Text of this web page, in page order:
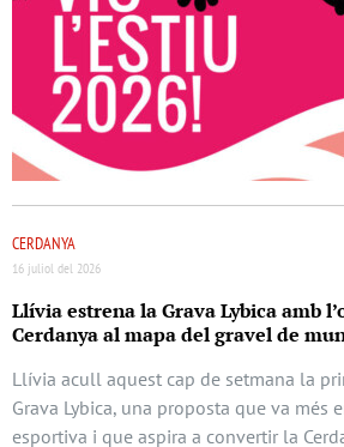
CERDANYA
16 juliol del 2026
Llívia estrena la Grava Lybica amb
Cerdanya al mapa del gravel de
Llívia acull aquest cap de setmana la
Grava Lybica, una proposta que va més
esportiva i que aspira a convertir la